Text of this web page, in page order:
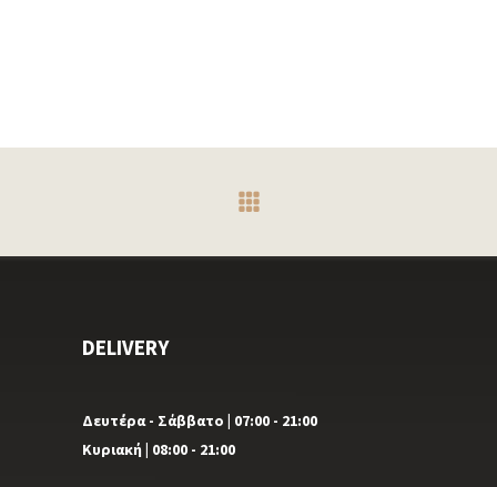
DELIVERY
Δευτέρα - Σάββατο | 07:00 - 21:00
Κυριακή | 08:00 - 21:00